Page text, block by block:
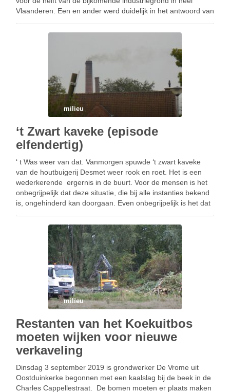
Vlaanderen. Een en ander werd duidelijk in het antwoord van
milieu
‘t Zwart kaveke (episode
elfendertig)
‘ t Was weer van dat. Vanmorgen spuwde ‘t zwart kaveke
van de houtbuigerij Desmet weer rook en roet. Het is een
wederkerende ergernis in de buurt. Voor de mensen is het
onbegrijpelijk dat deze situatie, die bij alle instanties bekend
is, ongehinderd kan doorgaan. Even onbegrijpelijk is het dat
milieu
Restanten van het Koekuitbos
moeten wijken voor nieuwe
verkaveling
Dinsdag 3 september 2019 is grondwerker De Vrome uit
Oostduinkerke begonnen met een kaalslag bij de beek in de
Charles Cappellestraat. De bomen moeten er plaats maken